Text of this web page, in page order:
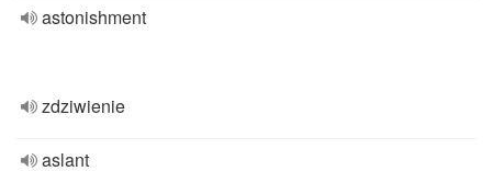
astonishment
zdziwienie
aslant